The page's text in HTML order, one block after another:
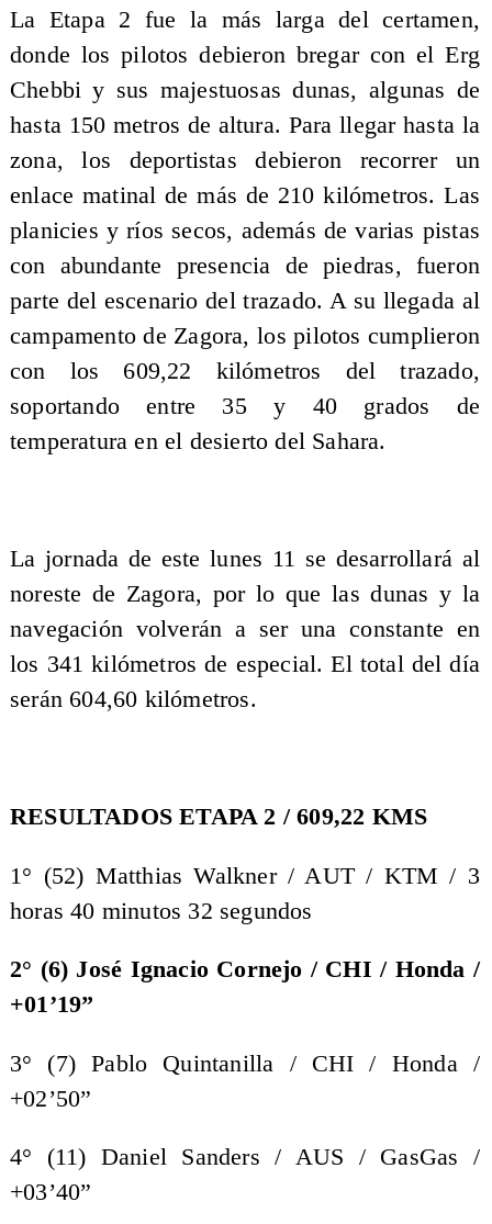
La Etapa 2 fue la más larga del certamen,
donde los pilotos debieron bregar con el Erg
Chebbi y sus majestuosas dunas, algunas de
hasta 150 metros de altura. Para llegar hasta la
zona, los deportistas debieron recorrer un
enlace matinal de más de 210 kilómetros. Las
planicies y ríos secos, además de varias pistas
con abundante presencia de piedras, fueron
parte del escenario del trazado. A su llegada al
campamento de Zagora, los pilotos cumplieron
con los 609,22 kilómetros del trazado,
soportando entre 35 y 40 grados de
temperatura en el desierto del Sahara.
La jornada de este lunes 11 se desarrollará al
noreste de Zagora, por lo que las dunas y la
navegación volverán a ser una constante en
los 341 kilómetros de especial. El total del día
serán 604,60 kilómetros.
RESULTADOS ETAPA 2 / 609,22 KMS
1° (52) Matthias Walkner / AUT / KTM / 3
horas 40 minutos 32 segundos
2° (6) José Ignacio Cornejo / CHI / Honda /
+01’19”
3° (7) Pablo Quintanilla / CHI / Honda /
+02’50”
4° (11) Daniel Sanders / AUS / GasGas /
+03’40”